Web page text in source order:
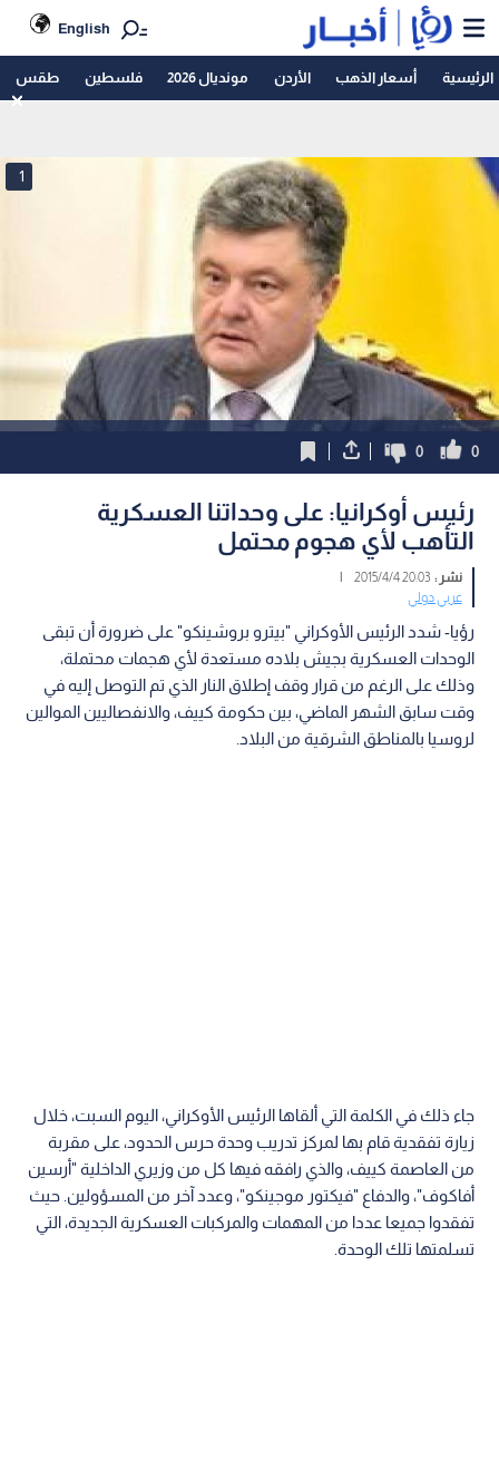
English
الرئيسية أسعار الذهب الأردن مونديال 2026 فلسطين طقس
1
0
0
رئيس أوكرانيا: على وحداتنا العسكرية
التأهب لأي هجوم محتمل
نشر :20:03 2015/4/4
|
عربي دولي
رؤيا- شدد الرئيس الأوكراني "بيترو بروشينكو" على ضرورة أن تبقى
الوحدات العسكرية بجيش بلاده مستعدة لأي هجمات محتملة،
وذلك على الرغم من قرار وقف إطلاق النار الذي تم التوصل إليه في
وقت سابق الشهر الماضي، بين حكومة كييف، والانفصاليين الموالين
لروسيا بالمناطق الشرقية من البلاد.
جاء ذلك في الكلمة التي ألقاها الرئيس الأوكراني، اليوم السبت، خلال
زيارة تفقدية قام بها لمركز تدريب وحدة حرس الحدود، على مقربة
من العاصمة كييف، والذي رافقه فيها كل من وزيري الداخلية "أرسين
أفاكوف"، والدفاع "فيكتور موجينكو"، وعدد آخر من المسؤولين. حيث
تفقدوا جميعا عددا من المهمات والمركبات العسكرية الجديدة، التي
تسلمتها تلك الوحدة.